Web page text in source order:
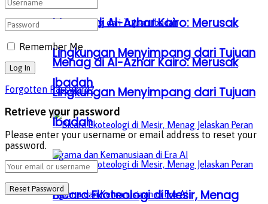
Menag di Al-Azhar Kairo: Merusak
Lingkungan Menyimpang dari Tujuan
Ibadah
Bicara Ekoteologi di Mesir, Menag
Menag di Al-Azhar Kairo: Merusak
Lingkungan Menyimpang dari Tujuan
Ibadah
Remember Me
Forgotten Password?
Retrieve your password
Please enter your username or email address to reset your
password.